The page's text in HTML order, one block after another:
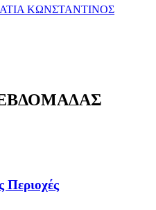
ΚΩΝΣΤΑΝΤΙΝΟΣ
Περιοχές